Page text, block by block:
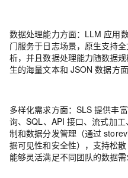
数据处理能力方面： LLM 应用
门服务于日志场景，原生支持
析，并且数据处理能力随数据
生的海量文本和 JSON 数据方面
多样化需求方面： SLS 提供丰
询、SQL、API 接口、流式加
制和数据分发管理（通过
据可见性和安全性），支持松
能够灵活满足不同团队的数据需